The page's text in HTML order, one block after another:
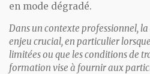
en mode dégradé.
Dans un contexte professionnel,
enjeu crucial, en particulier
limitées ou que les conditions de
formation vise à fournir aux